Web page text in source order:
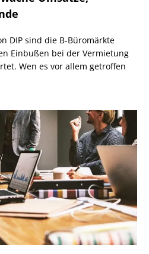
DIP sind die B-Büromärkte
Einbußen bei der Vermietung
Wen es vor allem getroffen